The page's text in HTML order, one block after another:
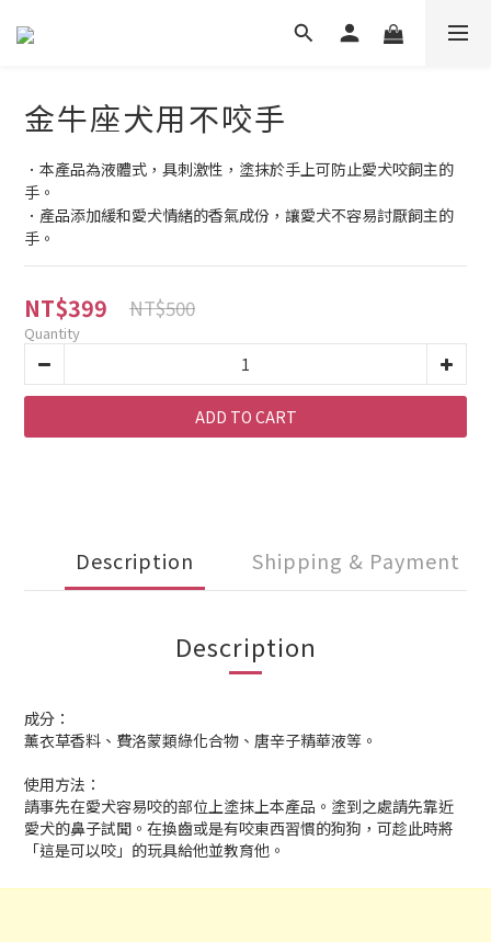
金牛座犬用不咬手
．本產品為液體式，具刺激性，塗抹於手上可防止愛犬咬飼主的
手。
．產品添加緩和愛犬情緒的香氣成份，讓愛犬不容易討厭飼主的
手。
NT$399 NT$500
Quantity
ADD TO CART
Description Shipping & Payment
Description
成分：
薰衣草香料、費洛蒙類綠化合物、唐辛子精華液等。
使用方法：
請事先在愛犬容易咬的部位上塗抹上本產品。塗到之處請先靠近
愛犬的鼻子試聞。在換齒或是有咬東西習慣的狗狗，可趁此時將
「這是可以咬」的玩具給他並教育他。